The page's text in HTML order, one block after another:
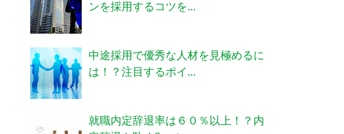
ンを採用するコツを...
中途採用で優秀な人材を見極めるに
は！？注目するポイ...
就職内定辞退率は６０％以上！？内